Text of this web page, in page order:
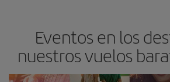
Eventos en los
nuestros vuelos